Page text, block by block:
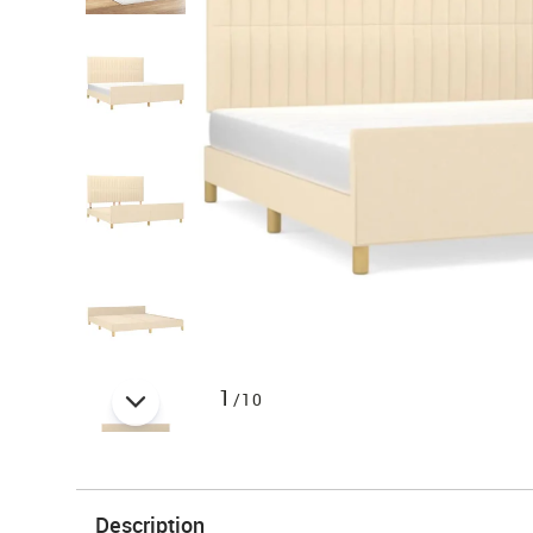
1 /10
Description